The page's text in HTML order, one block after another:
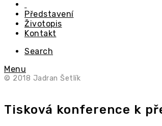
Představení
Životopis
Kontakt
Search
Menu
© 2018 Jadran Šetlík
Tisková konference k